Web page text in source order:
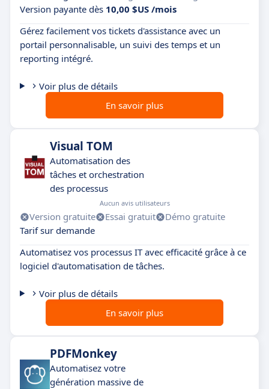
Version payante dès 10,00 $US /mois
Gérez facilement vos tickets d'assistance avec un
portail personnalisable, un suivi des temps et un
reporting intégré.
Voir plus de détails
En savoir plus
Visual TOM
Automatisation des
tâches et orchestration
des processus
Aucun avis utilisateurs
Version gratuite Essai gratuit
Démo gratuite
Tarif sur demande
Automatisez vos processus IT avec efficacité grâce à ce
logiciel d'automatisation de tâches.
Voir plus de détails
En savoir plus
PDFMonkey
Automatisez votre
génération massive de